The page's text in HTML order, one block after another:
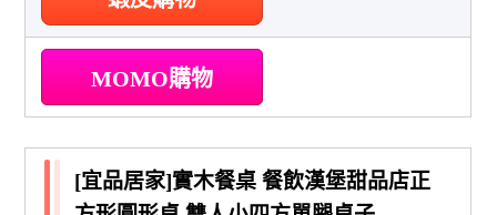
MOMO購物
[宜品居家]實木餐桌 餐飲漢堡甜品店正